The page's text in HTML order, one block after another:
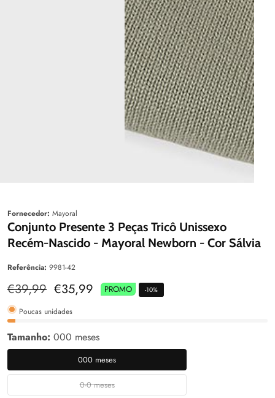
Fornecedor: Mayoral
Conjunto Presente 3 Peças Tricô Unissexo
Recém-Nascido - Mayoral Newborn - Cor Sálvia
Referência: 9981-42
Preço
normal
€39,99 Preço
venda
€35,99 PROMO -10%
Poucas unidades
Tamanho: 000 meses
000 meses
000
meses
0-0 meses
0-